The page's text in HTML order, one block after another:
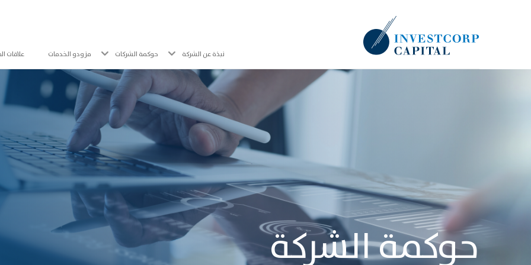
نبذة عن الشركة حوكمة الشركات مزودو الخدمات علاقات
حوكمة الشركة